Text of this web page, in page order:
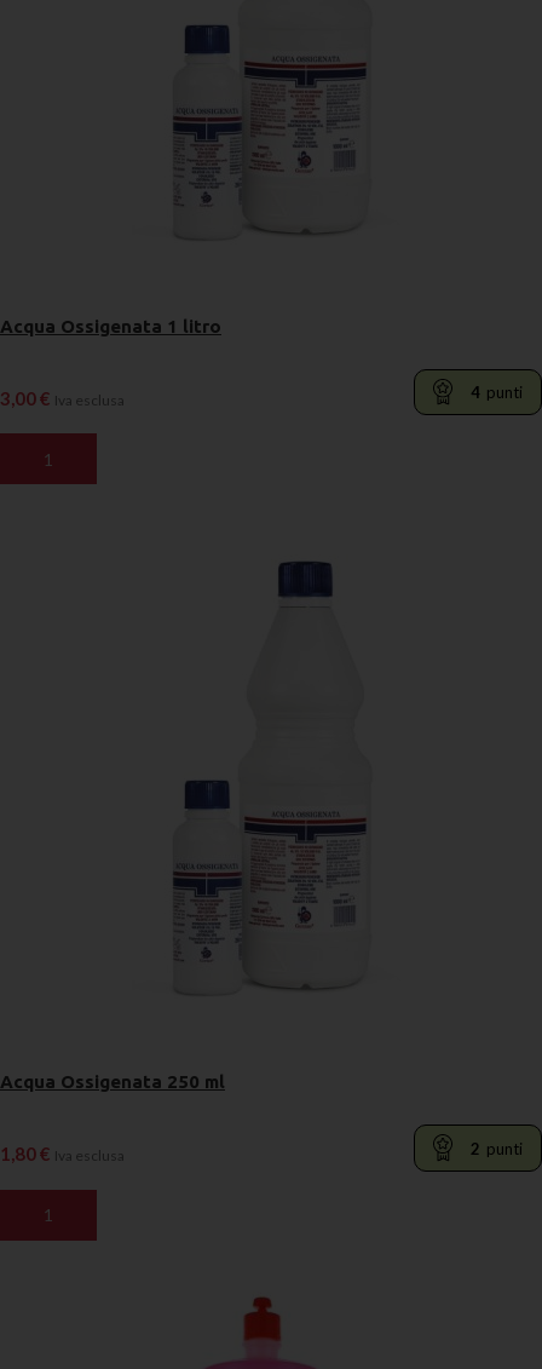
Acqua Ossigenata 1 litro
3,00€ Iva esclusa 4 punti
AGGIUNGI AL CARRELLO
Acqua Ossigenata 250 ml
1,80€ Iva esclusa 2 punti
AGGIUNGI AL CARRELLO